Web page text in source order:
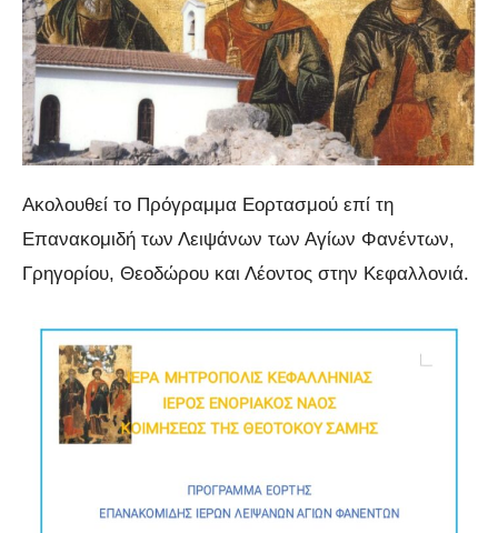
Ακολουθεί το Πρόγραμμα Εορτασμού επί τη
Επανακομιδή των Λειψάνων των Αγίων Φανέντων,
Γρηγορίου, Θεοδώρου και Λέοντος στην Κεφαλλονιά.